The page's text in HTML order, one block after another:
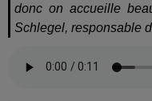
donc on accueille
Schlegel, responsable